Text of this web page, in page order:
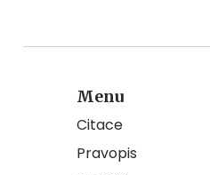
Menu
Citace
Pravopis